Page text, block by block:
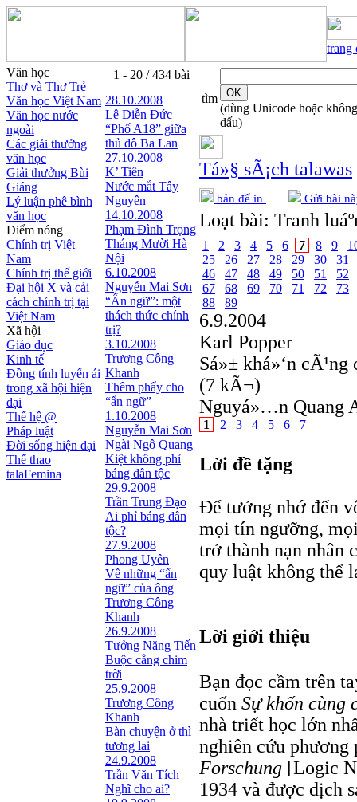
trang
Văn học
Thơ và Thơ Trẻ
Văn học Việt Nam
Văn học nước
ngoài
Các giải thưởng
văn học
Giải thưởng Bùi
Giáng
Lý luận phê bình
văn học
Điểm nóng
Chính trị Việt
Nam
Chính trị thế giới
Đại hội X và cải
cách chính trị tại
Việt Nam
Xã hội
Giáo dục
Kinh tế
Đồng tính luyến ái
trong xã hội hiện
đại
Thế hệ @
Pháp luật
Đời sống hiện đại
Thể thao
talaFemina
1 - 20 / 434 bài
28.10.2008
Lê Diễn Đức
“Phố A18” giữa
thủ đô Ba Lan
27.10.2008
K’ Tiên
Nước mắt Tây
Nguyên
14.10.2008
Phạm Đình Trọng
Tháng Mười Hà
Nội
6.10.2008
Nguyễn Mai Sơn
“Ẩn ngữ”: một
thách thức chính
trị?
3.10.2008
Trương Công
Khanh
Thêm phẩy cho
“ẩn ngữ”
1.10.2008
Nguyễn Mai Sơn
Ngài Ngô Quang
Kiệt không phỉ
báng dân tộc
29.9.2008
Trần Trung Đạo
Ai phỉ báng dân
tộc?
27.9.2008
Phong Uyên
Về những “ẩn
ngữ” của ông
Trương Công
Khanh
26.9.2008
Tưởng Năng Tiến
Buộc cẳng chim
trời
25.9.2008
Trương Công
Khanh
Bàn chuyện ở thì
tương lai
24.9.2008
Trần Văn Tích
Nghĩ cho ai?
tìm
(dùng Unicode hoặc không
dấu)
Tá»§ sÃ¡ch talawas
bản để in Gửi bài
Loạt bài: Tranh
1 2 3 4 5 6 7 8 9
25
26 27 28 29 30
31
46
47 48 49 50 51
52
67
68 69 70 71 72
73
88
89
6.9.2004
Karl Popper
Sá»± khá»‘n
(7 kÃ¬)
Nguyá»…n Quang
1 2 3 4 5 6 7
Lời đề tặng
Để tưởng nhớ đến
mọi tín ngưỡng,
trở thành nạn nhân
quy luật không thể
Lời giới thiệu
Bạn đọc cầm trên
cuốn Sự khốn cùng
nhà triết học lớn
nghiên cứu phương
Forschung [Logic
1934 và được dịch